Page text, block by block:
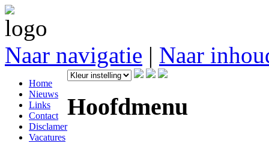
Naar navigatie | Naar
Home
Nieuws
Links
Contact
Disclamer
Vacatures
Hoofdmenu